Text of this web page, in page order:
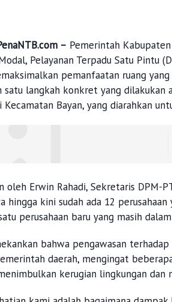
– Pemerintah
Pelayanan Terpadu Satu Pintu
pemanfaatan ruang
satu langkah konkret yang dilakukan
Bayan, yang diarahkan
oleh Erwin Rahadi, Sekretaris DPM-
hingga kini sudah ada 12
perusahaan baru yang masih
bahwa pengawasan
daerah, mengingat
kerugian lingkungan dan